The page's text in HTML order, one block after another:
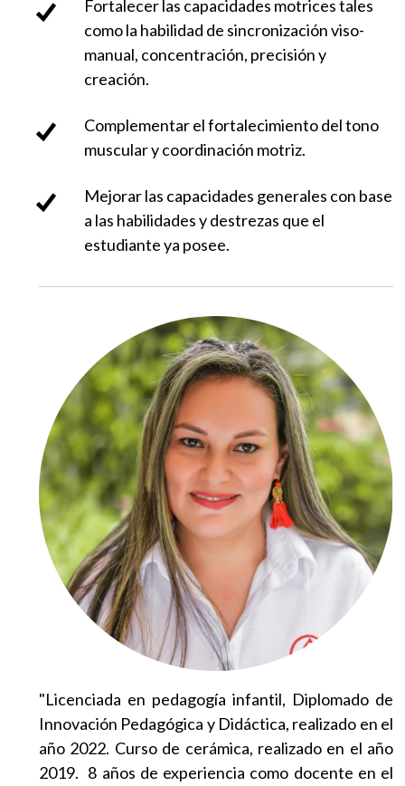
Fortalecer las capacidades motrices tales
como la habilidad de sincronización viso-
manual, concentración, precisión y
creación.
Complementar el fortalecimiento del tono
muscular y coordinación motriz.
Mejorar las capacidades generales con base
a las habilidades y destrezas que el
estudiante ya posee.
"Licenciada en pedagogía infantil, Diplomado de
Innovación Pedagógica y Didáctica, realizado en el
año 2022. Curso de cerámica, realizado en el año
2019. 8 años de experiencia como docente en el